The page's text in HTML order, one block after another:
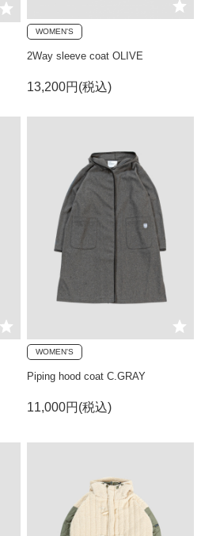
WOMEN'S
2Way sleeve coat OLIVE
13,200円(税込)
WOMEN'S
Piping hood coat C.GRAY
11,000円(税込)